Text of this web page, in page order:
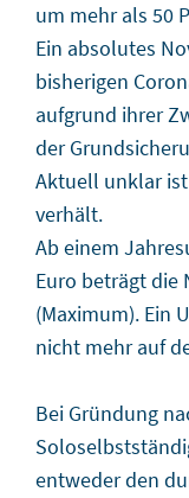
um mehr als 50
Ein absolutes
bisherigen
aufgrund ihrer
der
Aktuell unklar
verhält.
Ab einem
Euro beträgt die
(Maximum). Ein
nicht mehr auf
Bei Gründung
entweder den